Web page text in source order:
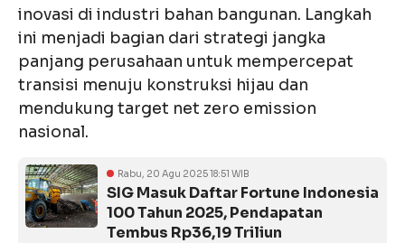
inovasi di industri bahan bangunan. Langkah
ini menjadi bagian dari strategi jangka
panjang perusahaan untuk mempercepat
transisi menuju konstruksi hijau dan
mendukung target net zero emission
nasional.
Rabu, 20 Agu 2025 18:51 WIB
SIG Masuk Daftar Fortune Indonesia
100 Tahun 2025, Pendapatan
Tembus Rp36,19 Triliun